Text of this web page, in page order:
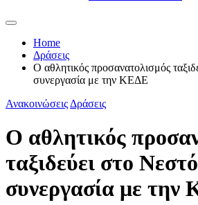
Home
Δράσεις
Ο αθλητικός προσανατολισμός
συνεργασία με την ΚΕΔΕ
Ανακοινώσεις Δράσεις
Ο αθλητικός
ταξιδεύει στο
συνεργασία με